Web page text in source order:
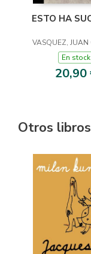
ESTO HA
VASQUEZ, JUAN
En stock
20,90
Otros